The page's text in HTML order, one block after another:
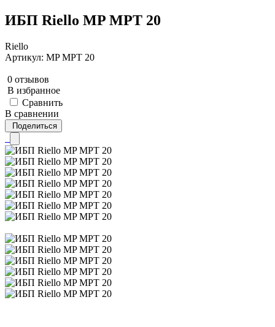
ИБП Riello MP MPT 20
Riello
Артикул: MP MPT 20
0 отзывов
В избранное
Сравнить
В сравнении
Поделиться